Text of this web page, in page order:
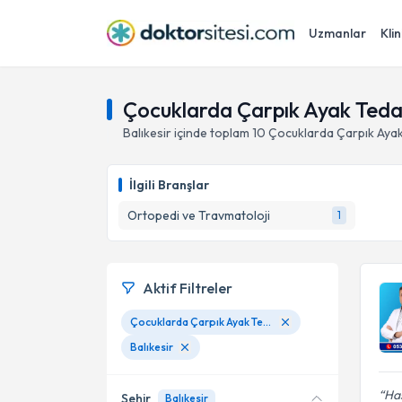
Uzmanlar
Çocuklarda Çarpık Ayak
Balıkesiriçinde toplam 10 Çocuklarda Çarpık
İlgili Branşlar
Ortopedi ve Travmatoloji
1
Aktif Filtreler
Çocuklarda Çarpık Ayak Tedavisi
Balıkesir
Şehir Balıkesir